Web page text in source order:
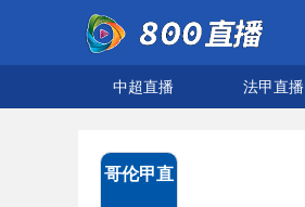
中超直播 法甲直播
哥伦甲直